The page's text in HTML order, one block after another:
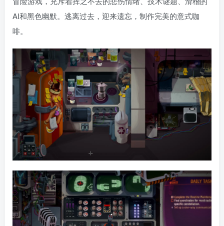
AI和黑色幽默。逃离过去，迎来遗忘，制作完美的意式咖
啡。